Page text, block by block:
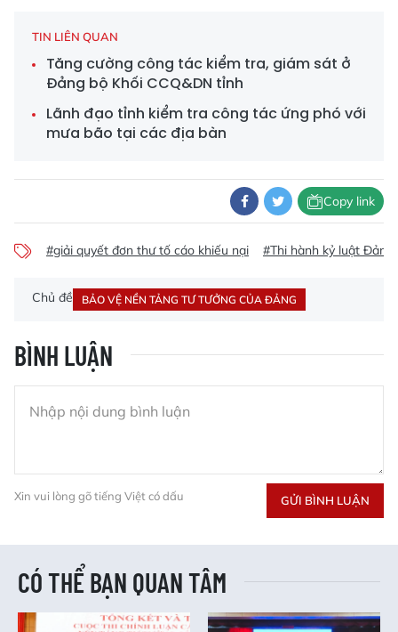
TIN LIÊN QUAN
Tăng cường công tác kiểm tra, giám sát ở
Đảng bộ Khối CCQ&DN tỉnh
Lãnh đạo tỉnh kiểm tra công tác ứng phó với
mưa bão tại các địa bàn
Copy link
#giải quyết đơn thư tố cáo khiếu nại #Thi hành kỷ luật Đảng
Chủ đề BẢO VỆ NỀN TẢNG TƯ TƯỞNG CỦA ĐẢNG
BÌNH LUẬN
Xin vui lòng gõ tiếng Việt có dấu GỬI BÌNH LUẬN
CÓ THỂ BẠN QUAN TÂM